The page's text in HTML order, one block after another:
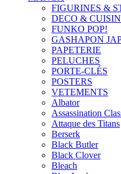
FIGURINES &
DECO &
FUNKO POP!
GASHAPON
PAPETERIE
PELUCHES
PORTE-CLÉS
POSTERS
VETEMENTS
Albator
Assassination
Attaque des Titans
Berserk
Black Butler
Black Clover
Bleach